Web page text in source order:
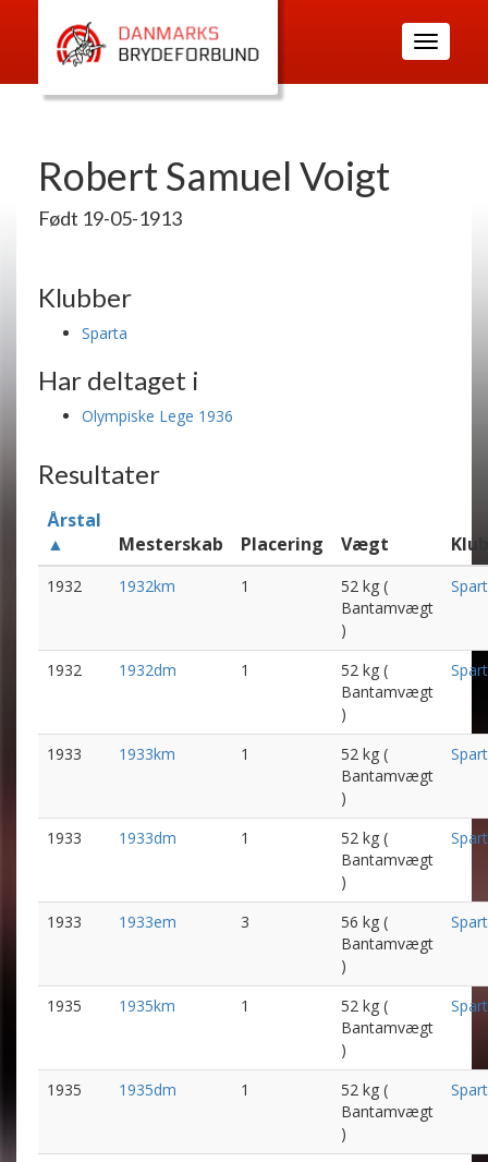
Toggle
navigation
Robert Samuel Voigt
Født 19-05-1913
Klubber
Sparta
Har deltaget i
Olympiske Lege 1936
Resultater
Årstal
▲
Mesterskab Placering Vægt Klub
1932 1932km 1
52 kg (
Bantamvægt
)
1932 1932dm 1
52 kg (
Bantamvægt
)
1933 1933km 1
52 kg (
Bantamvægt
)
1933 1933dm 1
52 kg (
Bantamvægt
)
1933 1933em 3
56 kg (
Bantamvægt
)
1935 1935km 1
52 kg (
Bantamvægt
)
1935 1935dm 1
52 kg (
Bantamvægt
)